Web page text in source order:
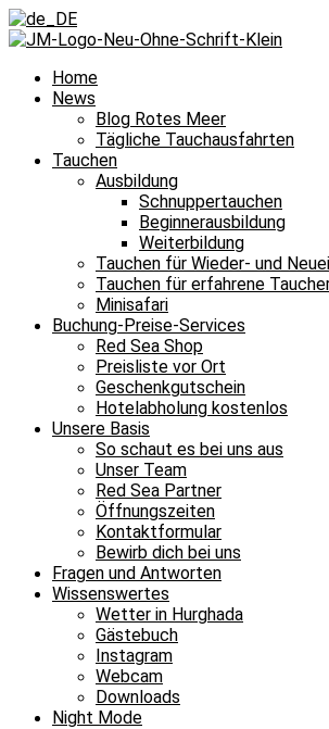
Home
News
Blog Rotes Meer
Tägliche Tauchausfahrten
Tauchen
Ausbildung
Schnuppertauchen
Beginnerausbildung
Weiterbildung
Tauchen für Wieder- und
Tauchen für erfahrene
Minisafari
Buchung-Preise-Services
Red Sea Shop
Preisliste vor Ort
Geschenkgutschein
Hotelabholung kostenlos
Unsere Basis
So schaut es bei uns aus
Unser Team
Red Sea Partner
Öffnungszeiten
Kontaktformular
Bewirb dich bei uns
Fragen und Antworten
Wissenswertes
Wetter in Hurghada
Gästebuch
Instagram
Webcam
Downloads
Night Mode